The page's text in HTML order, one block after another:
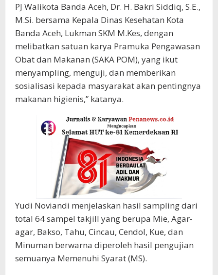
PJ Walikota Banda Aceh, Dr. H. Bakri Siddiq, S.E.,
M.Si. bersama Kepala Dinas Kesehatan Kota
Banda Aceh, Lukman SKM M.Kes, dengan
melibatkan satuan karya Pramuka Pengawasan
Obat dan Makanan (SAKA POM), yang ikut
menyampling, menguji, dan memberikan
sosialisasi kepada masyarakat akan pentingnya
makanan higienis,” katanya.
Yudi Noviandi menjelaskan hasil sampling dari
total 64 sampel takjill yang berupa Mie, Agar-
agar, Bakso, Tahu, Cincau, Cendol, Kue, dan
Minuman berwarna diperoleh hasil pengujian
semuanya Memenuhi Syarat (MS).